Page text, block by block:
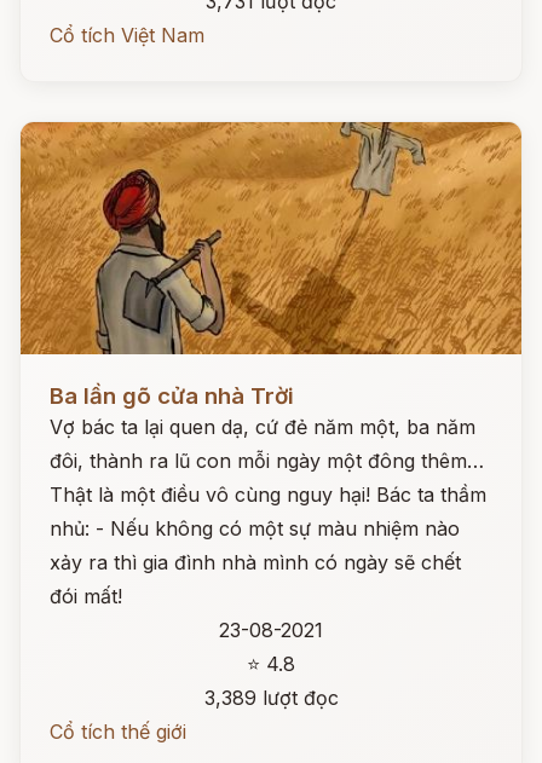
Cổ tích Việt Nam
Đọc ngay
Ba lần gõ cửa nhà Trời
Vợ bác ta lại quen dạ, cứ đẻ năm một, ba năm
đôi, thành ra lũ con mỗi ngày một đông thêm…
Thật là một điều vô cùng nguy hại! Bác ta thầm
nhủ: - Nếu không có một sự màu nhiệm nào
xảy ra thì gia đình nhà mình có ngày sẽ chết
đói mất!
23-08-2021
⭐ 4.8
3,389 lượt đọc
Cổ tích thế giới